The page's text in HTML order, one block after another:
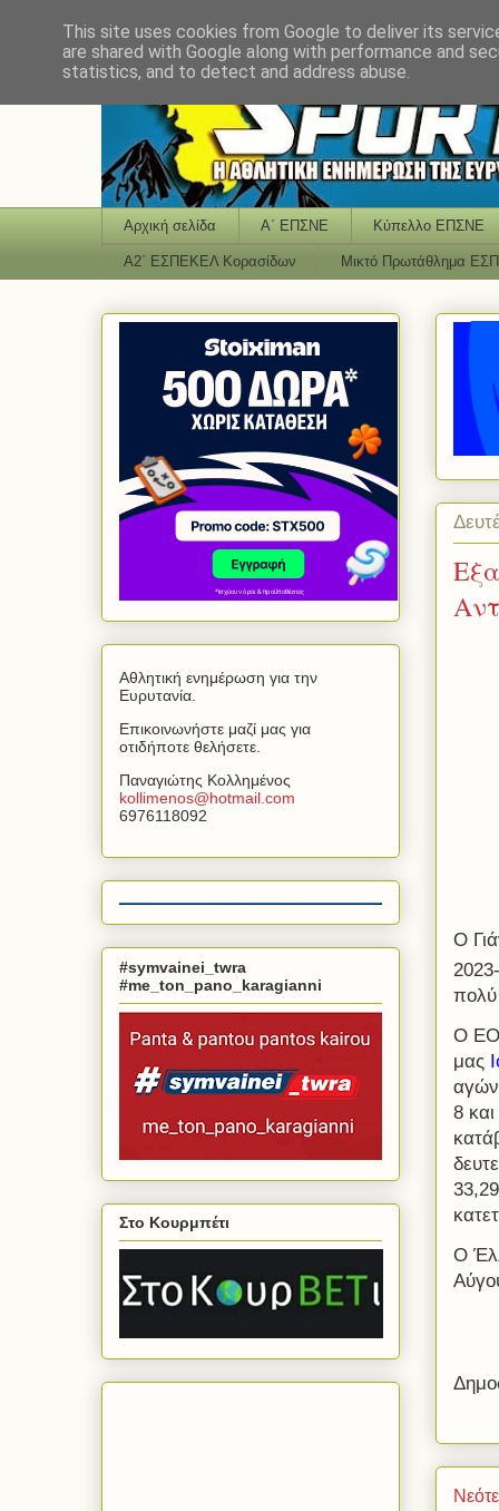
Αρχική σελίδα Α΄ ΕΠΣΝΕ Κύπελλο ΕΠΣΝΕ
Α2΄ ΕΣΠΕΚΕΛ Κορασίδων Μικτό Πρωτάθλημα
Ο
πολύ
Ο
μας
8
Ο
Αθλητική ενημέρωση για την
Ευρυτανία.
Επικοινωνήστε μαζί μας για
οτιδήποτε θελήσετε.
Παναγιώτης Κολλημένος
kollimenos@hotmail com
6976118092
#symvainei_twra
#me_ton_pano_karagianni
Στο Κουρμπέτι
This site uses cookies from Google to deliver its
are shared with Google along with performance and
statistics, and to detect and address abuse.